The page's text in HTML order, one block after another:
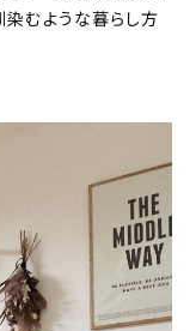
むような暮らし方